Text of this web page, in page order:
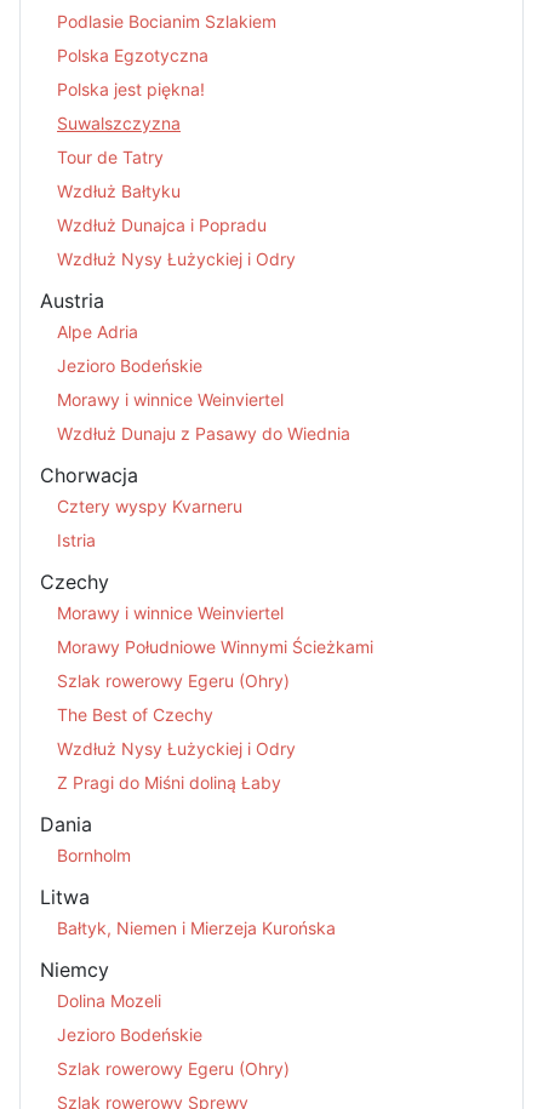
Podlasie Bocianim Szlakiem
Polska Egzotyczna
Polska jest piękna!
Suwalszczyzna
Tour de Tatry
Wzdłuż Bałtyku
Wzdłuż Dunajca i Popradu
Wzdłuż Nysy Łużyckiej i Odry
Austria
Alpe Adria
Jezioro Bodeńskie
Morawy i winnice Weinviertel
Wzdłuż Dunaju z Pasawy do Wiednia
Chorwacja
Cztery wyspy Kvarneru
Istria
Czechy
Morawy i winnice Weinviertel
Morawy Południowe Winnymi Ścieżkami
Szlak rowerowy Egeru (Ohry)
The Best of Czechy
Wzdłuż Nysy Łużyckiej i Odry
Z Pragi do Miśni doliną Łaby
Dania
Bornholm
Litwa
Bałtyk, Niemen i Mierzeja Kurońska
Niemcy
Dolina Mozeli
Jezioro Bodeńskie
Szlak rowerowy Egeru (Ohry)
Szlak rowerowy Sprewy